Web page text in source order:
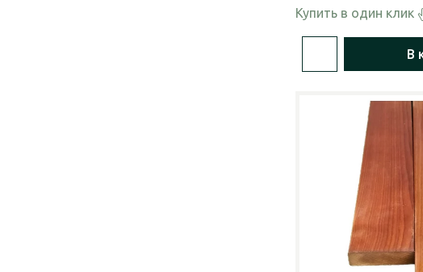
Купить в один клик
В